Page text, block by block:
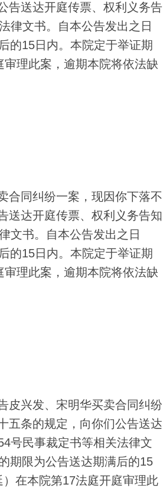
告送达开庭传票、权利义务告
律文书。自本公告发出之日
的15日内。本院定于举证期
理此案，逾期本院将依法缺
同纠纷一案，现因你下落不
送达开庭传票、权利义务告知
文书。自本公告发出之日
的15日内。本院定于举证期
理此案，逾期本院将依法缺
兴发、宋明华买卖合同纠纷
五条的规定，向你们公告送达
号民事裁定书等相关法律文
期限为公告送达期满后的15
在本院第17法庭开庭审理此